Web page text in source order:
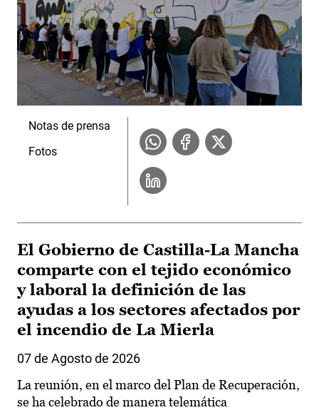
Notas de prensa
Fotos
El Gobierno de Castilla-La Mancha
comparte con el tejido económico
y laboral la definición de las
ayudas a los sectores afectados por
el incendio de La Mierla
07 de Agosto de 2026
La reunión, en el marco del Plan de Recuperación,
se ha celebrado de manera telemática